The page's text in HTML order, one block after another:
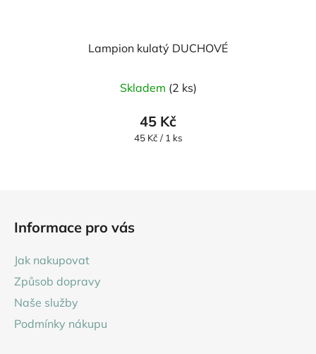
Lampion kulatý DUCHOVÉ
Skladem (2 ks)
45 Kč
Měrná
45 Kč / 1 ks
Informace pro vás
Jak nakupovat
Způsob dopravy
Naše služby
Podmínky nákupu